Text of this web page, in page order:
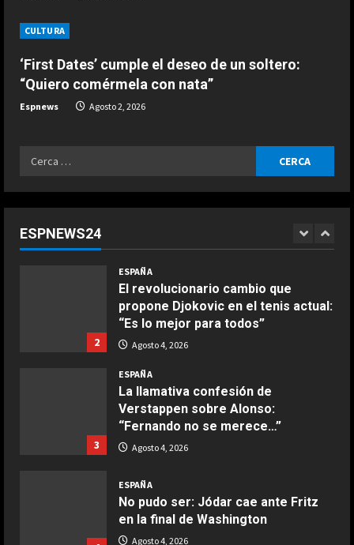
CULTURA
‘First Dates’ cumple el deseo de un soltero:
“Quiero comérmela con nata”
Espnews Agosto 2, 2026
Ricerca
ESPNEWS24
ESPAÑA
Marc Márquez desvela a qué piloto
copiaría de la historia de MotoGP:
1
2
ESPAÑA
El revolucionario cambio que
propone Djokovic en el tenis actual:
“Es lo mejor para todos”
Agosto 4, 2026
3
ESPAÑA
La llamativa confesión de
Verstappen sobre Alonso:
“Fernando no se merece…”
Agosto 4, 2026
ESPAÑA
No pudo ser: Jódar cae ante Fritz
en la final de Washington
Agosto 4, 2026
Ensalada de espinacas deliciosa
COCINA
Boquerones fritos en freidora de
aire
Aprile 24, 2026
Buñuelos de alcachofas
Aprile 5, 2026